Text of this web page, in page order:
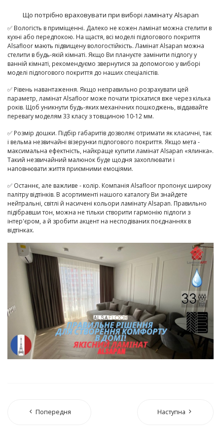
Що потрібно враховувати при виборі ламінату Alsapan
✅ Вологість в приміщенні. Далеко не кожен ламінат можна стелити в
кухні або передпокою. На щастя, всі моделі підлогового покриття
Alsafloor мають підвищену вологостійкість. Ламінат Alsapan можна
стелити в будь-якій кімнаті. Якщо Ви плануєте замінити підлогу у
ванній кімнаті, рекомендуємо звернутися за допомогою у виборі
моделі підлогового покриття до наших спеціалістів.
✅ Рівень навантаження. Якщо неправильно розрахувати цей
параметр, ламінат Alsafloor може почати тріскатися вже через кілька
років. Щоб уникнути будь-яких механічних пошкоджень, віддавайте
перевагу моделям 33 класу з товщиною 10-12 мм.
✅ Розмір дошки. Підбір габаритів дозволяє отримати як класичні, так
і вельма незвичайні візерунки підлогового покриття. Якщо мета -
максимальна ефектність, найкраще купити ламінат Alsapan «ялинка».
Такий незвичайний малюнок буде щодня захоплювати і
наповнювати життя приємними емоціями.
✅ Останнє, але важливе - колір. Компанія Alsafloor пропонує широку
палітру відтінків. В асортименті нашого каталогу Ви знайдете
нейтральні, світлі й насичені кольори ламінату Alsapan. Правильно
підібравши тон, можна не тільки створити гармонію підлоги з
інтер'єром, а й зробити акцент на несподіваних поєднаннях в
відтінках.
Попередня Наступна